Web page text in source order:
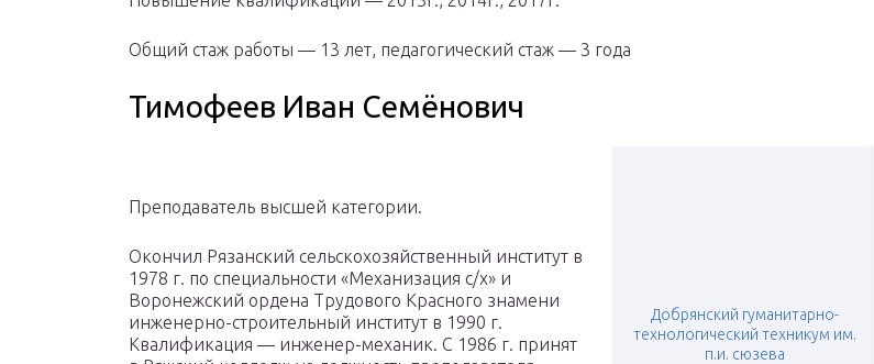
Общий стаж работы — 13 лет, педагогический стаж — 3 года
Тимофеев Иван Семёнович
Добрянский гуманитарно-
технологический техникум им.
п.и. сюзева
Преподаватель высшей категории.
Окончил Рязанский сельскохозяйственный институт в
1978 г. по специальности «Механизация с/х» и
Воронежский ордена Трудового Красного знамени
инженерно-строительный институт в 1990 г.
Квалификация — инженер-механик. С 1986 г. принят